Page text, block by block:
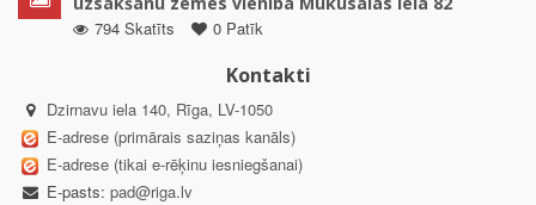
794 Skatīts
0 Patīk
Kontakti
Dzirnavu iela 140, Rīga, LV-1050
E-adrese (primārais saziņas kanāls)
E-adrese (tikai e-rēķinu iesniegšanai)
E-pasts: pad@riga.lv